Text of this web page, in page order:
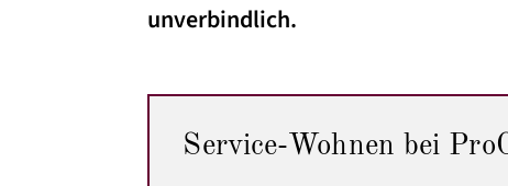
unverbindlich.
Service-Wohnen bei